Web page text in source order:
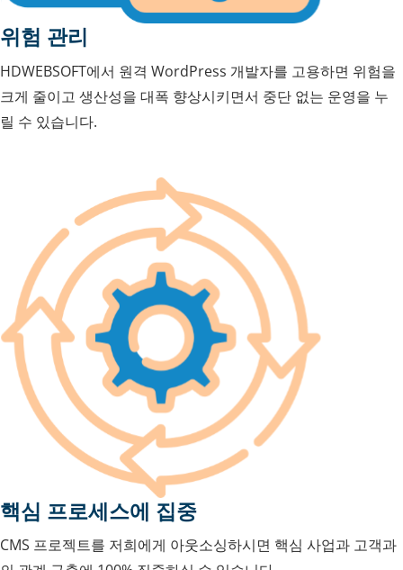
위험 관리
HDWEBSOFT에서 원격 WordPress 개발자를 고용하면 위험을
크게 줄이고 생산성을 대폭 향상시키면서 중단 없는 운영을 누
릴 수 있습니다.
핵심 프로세스에 집중
CMS 프로젝트를 저희에게 아웃소싱하시면 핵심 사업과 고객과